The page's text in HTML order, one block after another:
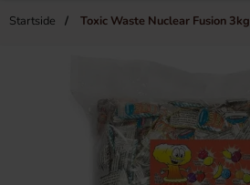
Startside Toxic Waste Nuclear Fusion 3kg